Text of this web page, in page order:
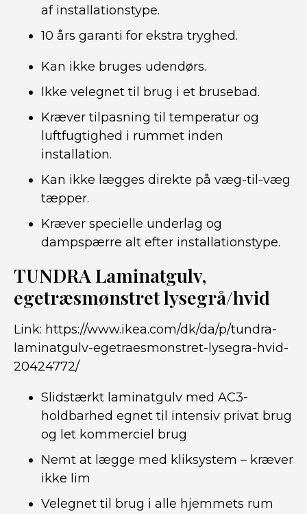
af installationstype.
10 års garanti for ekstra tryghed.
Kan ikke bruges udendørs.
Ikke velegnet til brug i et brusebad.
Kræver tilpasning til temperatur og
luftfugtighed i rummet inden
installation.
Kan ikke lægges direkte på væg-til-væg
tæpper.
Kræver specielle underlag og
dampspærre alt efter installationstype.
TUNDRA Laminatgulv,
egetræsmønstret lysegrå/hvid
Link: https://www.ikea.com/dk/da/p/tundra-
laminatgulv-egetraesmonstret-lysegra-hvid-
20424772/
Slidstærkt laminatgulv med AC3-
holdbarhed egnet til intensiv privat brug
og let kommerciel brug
Nemt at lægge med kliksystem – kræver
ikke lim
Velegnet til brug i alle hjemmets rum